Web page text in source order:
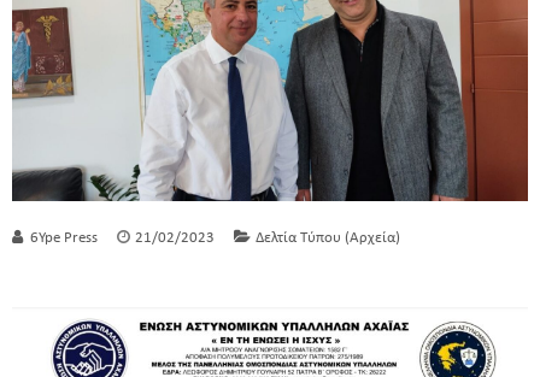
6Ype Press 21/02/2023 Δελτία Τύπου (Αρχεία)